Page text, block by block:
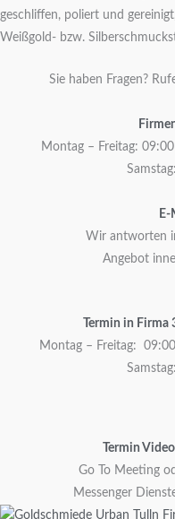
geschliffen, poliert und
Weißgold- bzw.
Sie haben Fragen?
Montag – Freitag:
Wir antworten
Angebot
Termin in Firma
Montag – Freitag:
Termin
Go To Meeting
Messenger